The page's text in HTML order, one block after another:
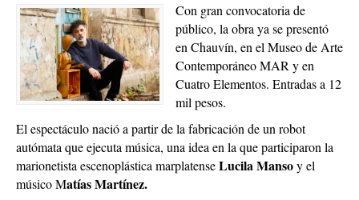
Con gran convocatoria de
público, la obra ya se presentó
en Chauvín, en el Museo de Arte
Contemporáneo MAR y en
Cuatro Elementos. Entradas a 12
mil pesos.
El espectáculo nació a partir de la fabricación de un robot
autómata que ejecuta música, una idea en la que participaron la
marionetista escenoplástica marplatenseLucila Mansoy el
músico Matías Martínez.